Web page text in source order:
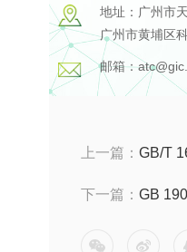
地址：广州市
广州市黄埔区
邮箱：
上一篇： GB/T
物学评价 化学
下一篇： GB
测，标准介绍及